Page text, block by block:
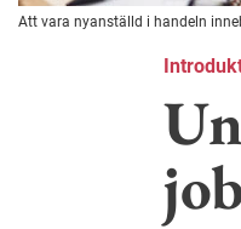
Att vara nyanställd i handeln